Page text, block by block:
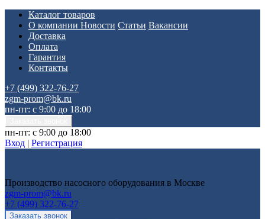
Каталог товаров
О компании Новости Статьи Вакансии
Доставка
Оплата
Гарантия
Контакты
+7 (499) 322-76-27
zgm-prom@bk.ru
пн-пт: с 9:00 до 18:00
пн-пт: с 9:00 до 18:00
Вход | Регистрация
Производство насосного оборудования в Москве
zgm-prom@bk.ru
+7 (499) 322-76-27